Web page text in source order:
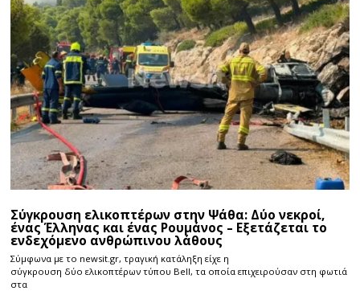
Σύγκρουση ελικοπτέρων στην Ψάθα: Δύο νεκροί,
ένας Έλληνας και ένας Ρουμάνος – Εξετάζεται το
ενδεχόμενο ανθρώπινου λάθους
Σύμφωνα με το newsit.gr, τραγική κατάληξη είχε η
σύγκρουση δύο ελικοπτέρων τύπου Bell, τα οποία επιχειρούσαν στη φωτιά
στα